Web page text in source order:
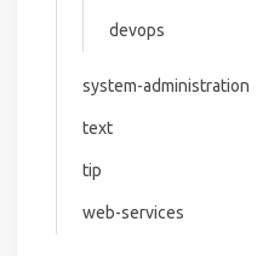
devops
system-administration
text
tip
web-services